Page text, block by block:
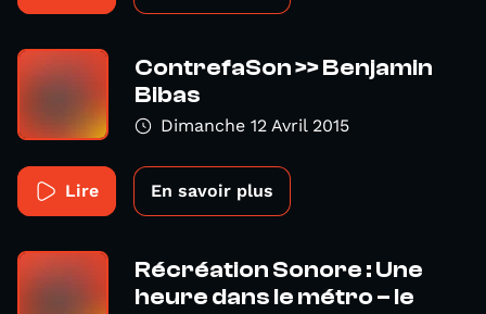
ContrefaSon >> Benjamin
Bibas
Dimanche 12 Avril 2015
Lire En savoir plus
Récréation Sonore : Une
heure dans le métro – le